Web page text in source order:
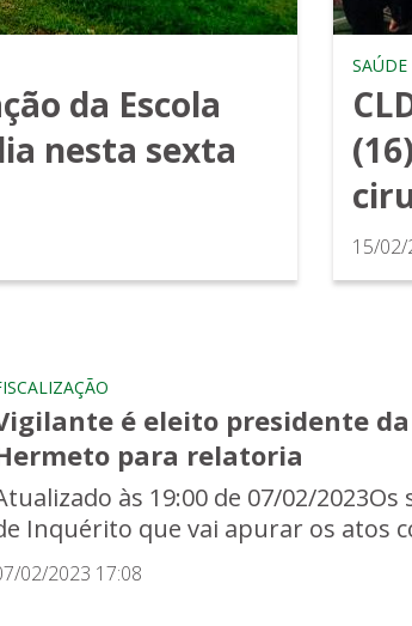
da Escola
nesta sexta
SAÚDE
15/02/
é eleito presidente
para relatoria
às 19:00 de 07/02/
Inquérito que vai apurar os atos
02/2023 17:08